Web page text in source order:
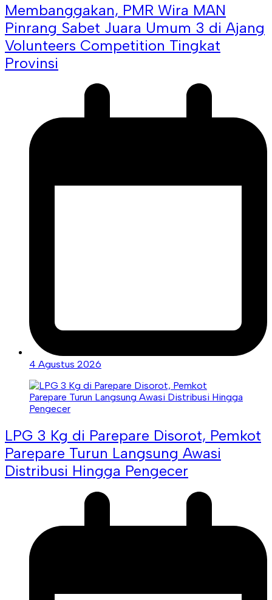
Membanggakan, PMR Wira MAN
Pinrang Sabet Juara Umum 3 di Ajang
Volunteers Competition Tingkat
Provinsi
4 Agustus 2026
LPG 3 Kg di Parepare Disorot, Pemkot
Parepare Turun Langsung Awasi
Distribusi Hingga Pengecer